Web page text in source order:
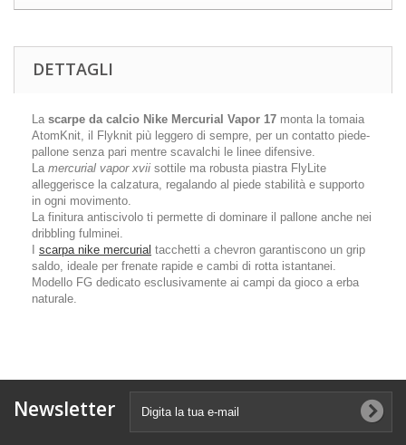
DETTAGLI
La scarpe da calcio Nike Mercurial Vapor 17 monta la tomaia
AtomKnit, il Flyknit più leggero di sempre, per un contatto piede-
pallone senza pari mentre scavalchi le linee difensive.
La mercurial vapor xvii sottile ma robusta piastra FlyLite
alleggerisce la calzatura, regalando al piede stabilità e supporto
in ogni movimento.
La finitura antiscivolo ti permette di dominare il pallone anche nei
dribbling fulminei.
scarpa nike mercurial tacchetti a chevron garantiscono un grip
saldo, ideale per frenate rapide e cambi di rotta istantanei.
Modello FG dedicato esclusivamente ai campi da gioco a erba
naturale.
Newsletter